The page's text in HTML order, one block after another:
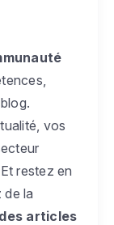
vos
restez en
la
articles